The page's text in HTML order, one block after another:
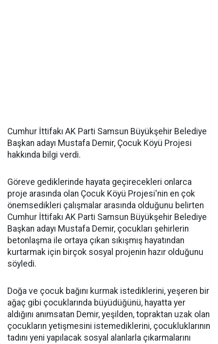
Cumhur İttifakı AK Parti Samsun Büyükşehir Belediye
Başkan adayı Mustafa Demir, Çocuk Köyü Projesi
hakkında bilgi verdi.
Göreve gediklerinde hayata geçirecekleri onlarca
proje arasında olan Çocuk Köyü Projesi'nin en çok
önemsedikleri çalışmalar arasında olduğunu belirten
Cumhur İttifakı AK Parti Samsun Büyükşehir Belediye
Başkan adayı Mustafa Demir, çocukları şehirlerin
betonlaşma ile ortaya çıkan sıkışmış hayatından
kurtarmak için birçok sosyal projenin hazır olduğunu
söyledi.
Doğa ve çocuk bağını kurmak istediklerini, yeşeren bir
ağaç gibi çocuklarında büyüdüğünü, hayatta yer
aldığını anımsatan Demir, yeşilden, topraktan uzak olan
çocukların yetişmesini istemediklerini, çocukluklarının
tadını yeni yapılacak sosyal alanlarla çıkarmalarını